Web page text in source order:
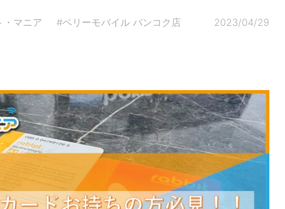
・マニア #ベリーモバイル バンコク店 2023/04/29